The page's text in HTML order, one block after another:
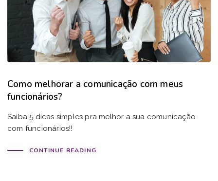
Como melhorar a comunicação com meus
funcionários?
Saiba 5 dicas simples pra melhor a sua comunicação
com funcionários!!
CONTINUE READING